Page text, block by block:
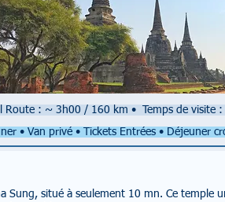
Route : ~ 3h00 / 160 km • Temps de visite
• Van privé • Tickets Entrées • Déjeuner
situé à seulement 10 mn. Ce temple